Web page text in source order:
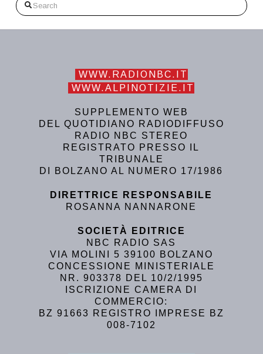
Search
WWW.RADIONBC.IT
WWW.ALPINOTIZIE.IT
SUPPLEMENTO WEB
DEL QUOTIDIANO RADIODIFFUSO
RADIO NBC STEREO
REGISTRATO PRESSO IL
TRIBUNALE
DI BOLZANO AL NUMERO 17/1986
DIRETTRICE RESPONSABILE
ROSANNA NANNARONE
SOCIETÀ EDITRICE
NBC RADIO SAS
VIA MOLINI 5 39100 BOLZANO
CONCESSIONE MINISTERIALE
NR. 903378 DEL 10/2/1995
ISCRIZIONE CAMERA DI
COMMERCIO:
BZ 91663 REGISTRO IMPRESE BZ
008-7102